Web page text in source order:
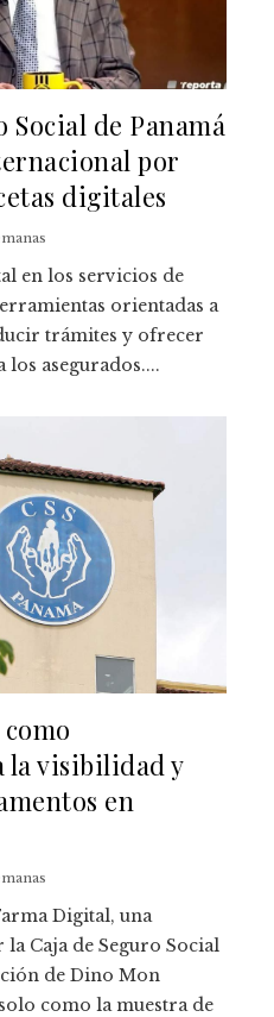
Social de Panamá
por
digitales
en los servicios de
orientadas a
trámites y ofrecer
asegurados....
la visibilidad y
en
Digital, una
Caja de Seguro Social
de Dino Mon
como la muestra de